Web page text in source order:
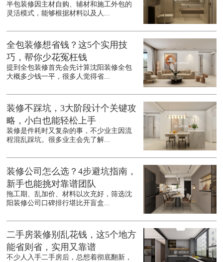
半包装修因主材自购、辅材和施工外包的
灵活模式，能够根据材料以及人...
全包装修想省钱？这5个实用技
巧，帮你少花冤枉钱
提到全包装修首先会先计算沈阳装修全包
大概多少钱一平，很多人觉得省...
装修不踩坑，3大阶段计个关键攻
略，小白也能轻松上手
装修是件耗时又复杂的事，不少业主因流
程混乱踩坑。很多业主会先了解...
装修公司怎么选？4步避坑指南，
新手也能挑对靠谱团队
拖工期、乱加价、材料以次充好，筛选沈
阳装修公司口碑排行堪比开盲盒...
二手房装修别乱花钱，这5个地方
能省则省，实用又靠谱
不少人入手二手房后，总想着彻底翻新，